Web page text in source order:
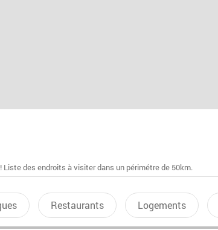
des endroits à visiter dans un périmétre de 50km.
Restaurants Logements